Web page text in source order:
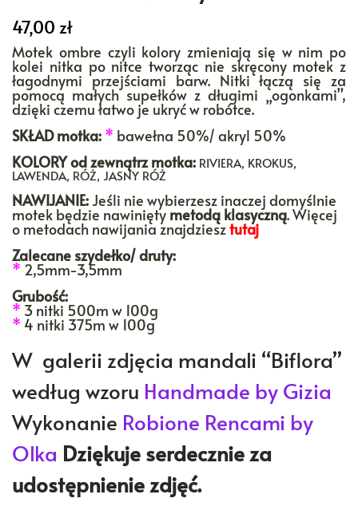
47,00 zł
Motek ombre czyli kolory zmieniają się w nim po
kolei nitka po nitce tworząc nie skręcony motek z
łagodnymi przejściami barw. Nitki łączą się za
pomocą małych supełków z długimi „ogonkami”,
dzięki czemu łatwo je ukryć w robótce.
SKŁAD motka: * bawełna 50%/ akryl 50%
KOLORYod zewnątrz motka: RIVIERA, KROKUS,
LAWENDA, RÓŻ, JASNY RÓŻ
NAWIJANIE:Jeśli nie wybierzesz inaczej domyślnie
motek będzie nawinięty metodą klasyczną. Więcej
o metodach nawijania znajdziesztutaj
Zalecane szydełko/ druty:
* 2,5mm-3,5mm
Grubość:
* 3 nitki 500m w 100g
* 4 nitki 375m w 100g
W galerii zdjęcia mandali “Biflora”
według wzoru Handmade by Gizia
Wykonanie Robione Rencami by
Olka Dziękuje serdecznie za
udostępnienie zdjęć.